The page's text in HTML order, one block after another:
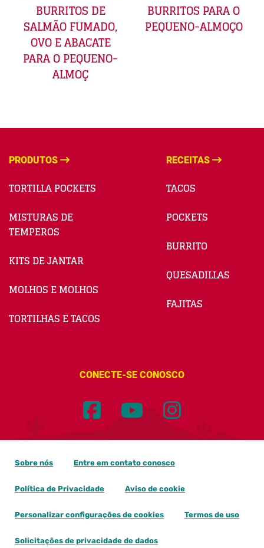
BURRITOS DE
SALMÃO FUMADO,
OVO E ABACATE
PARA O PEQUENO-
ALMOÇ
BURRITOS PARA O
PEQUENO-ALMOÇO
PRODUTOS
TORTILLA POCKETS
MISTURAS DE
TEMPEROS
KITS DE JANTAR
MOLHOS E MOLHOS
TORTILHAS E TACOS
RECEITAS
TACOS
POCKETS
BURRITO
QUESADILLAS
FAJITAS
CONECTE-SE CONOSCO
Sobre nós Entre em contato conosco
Política de Privacidade Aviso de cookie
Personalizar configurações de cookies Termos de uso
Solicitações de privacidade de dados